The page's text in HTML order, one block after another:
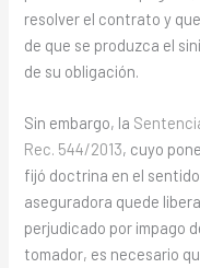
resolver el contrato y
de que se produzca el
de su obligación.
Sin embargo, la
Rec. 544/2013, cuyo
fijó doctrina en el
aseguradora quede
perjudicado por impago
tomador, es necesario